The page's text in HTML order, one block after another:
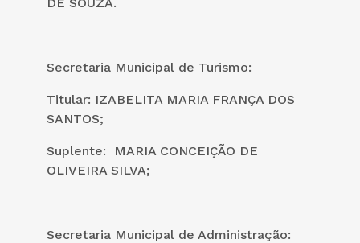
Secretaria Municipal de Turismo:
Titular: IZABELITA MARIA FRANÇA DOS
SANTOS;
Suplente: MARIA CONCEIÇÃO DE
OLIVEIRA SILVA;
Secretaria Municipal de Administração: